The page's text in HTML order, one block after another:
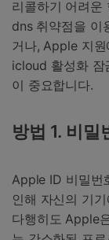
리콜하기 어려운
dns 취약점을 이
거나, Apple 지
icloud 활성화 잠
이 중요합니다.
방법 1. 비밀
Apple ID 비밀번
인해 자신의 기
다행히도 Apple